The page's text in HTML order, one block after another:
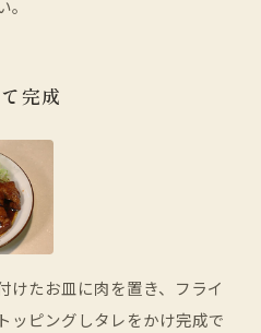
完成
けたお皿に肉を置き、フライ
ッピングしタレをかけ完成で